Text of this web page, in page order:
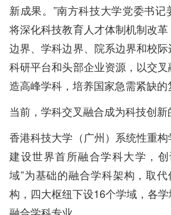
新成果。”南方科技大学党委书
将深化科技教育人才体制机制改
边界、学科边界、院系边界和校
科研平台和头部企业资源，以交
造高峰学科，培养国家急需紧缺的
当前，学科交叉融合成为科技创新
香港科技大学（广州）系统性重
建设世界首所融合学科大学，
域”为基础的融合学科架构，取
构，四大枢纽下设16个学域，各